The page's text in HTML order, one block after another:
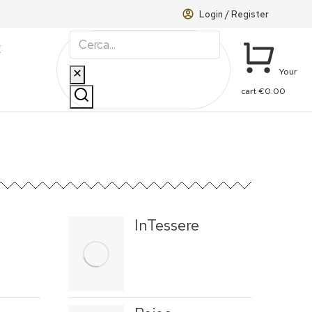
Login / Register
Your
cart€0.00
InTessere